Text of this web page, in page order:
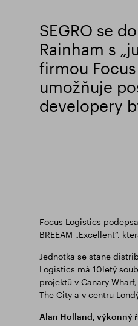
SEGRO se
Rainham s
firmou
umožňuje
developery
Focus Logistics
BREEAM „Excellent“,
Jednotka se stane
Logistics má 10letý
projektů v Canary
The City a v centru
Alan Holland, výkonný